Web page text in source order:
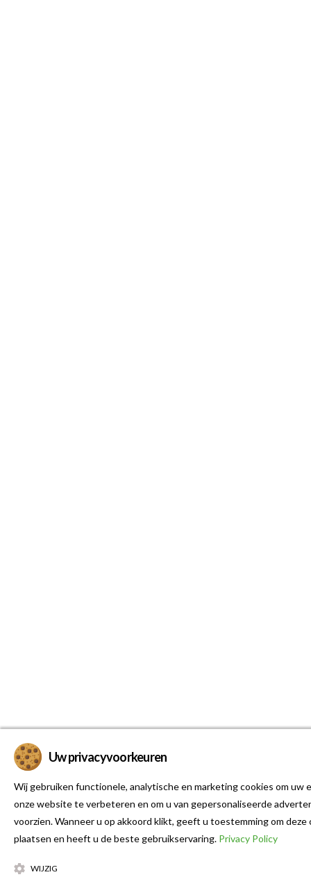
Uw privacyvoorkeuren
Wij gebruiken functionele, analytische en marketing cookies om uw
onze website te verbeteren en om u van gepersonaliseerde
voorzien. Wanneer u op akkoord klikt, geeft u toestemming om deze
plaatsen en heeft u de beste gebruikservaring. Privacy Policy
WIJZIG